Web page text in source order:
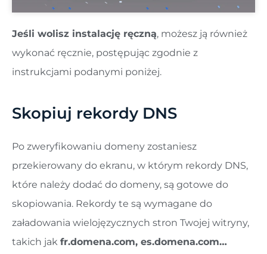
Jeśli wolisz instalację ręczną, możesz ją również
wykonać ręcznie, postępując zgodnie z
instrukcjami podanymi poniżej.
Skopiuj rekordy DNS
Po zweryfikowaniu domeny zostaniesz
przekierowany do ekranu, w którym rekordy DNS,
które należy dodać do domeny, są gotowe do
skopiowania. Rekordy te są wymagane do
załadowania wielojęzycznych stron Twojej witryny,
takich jak fr.domena.com, es.domena.com…